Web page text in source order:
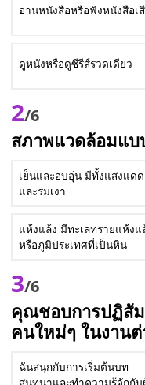
อ่านหนังสือหรือฟังหนังสือเ
ดูหนังหรือดูซีรีส์รวดเดียว
2/6
สภาพแวดล้อมแ
เย็นและอบอุ่น มีทั้งแสงแดด
และร่มเงา
แห้งแล้ง มีทะเลทรายแห้งแ
หรือภูมิประเทศที่เป็นหิน
3/6
คุณชอบการปฏิสั
คนใหม่ๆ ในงานต่
ฉันสนุกกับการเริ่มต้นบท